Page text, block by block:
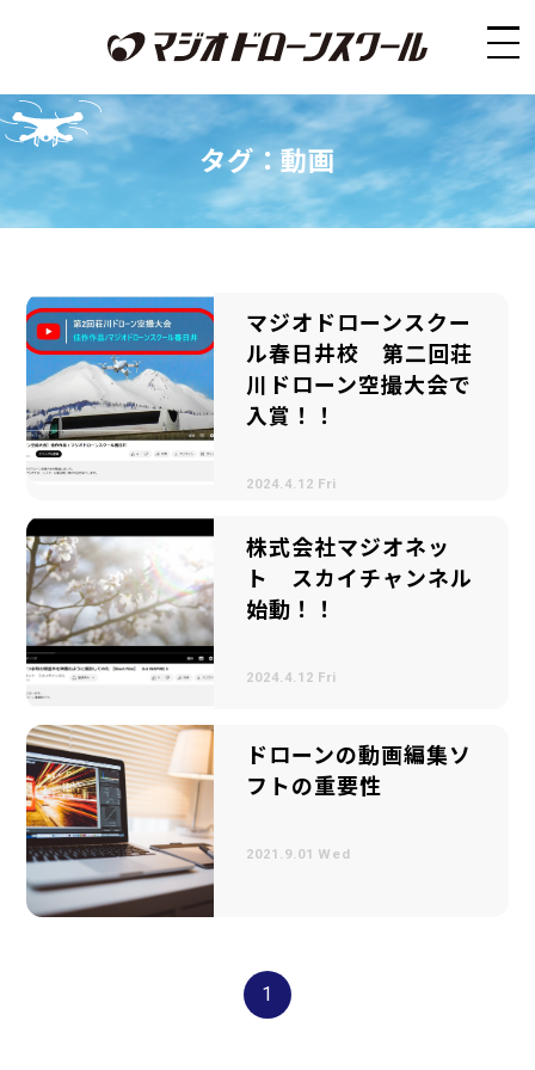
タグ：動画
マジオドローンスクー
ル春日井校 第二回荘
川ドローン空撮大会で
入賞！！
2024.4.12 Fri
株式会社マジオネッ
ト スカイチャンネル
始動！！
2024.4.12 Fri
ドローンの動画編集ソ
フトの重要性
2021.9.01 Wed
1